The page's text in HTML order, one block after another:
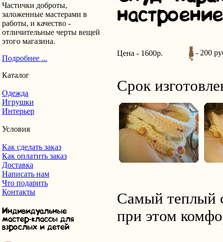
Частички доброты,
заложенные мастерами в
работы, и качество -
отличительные черты вещей
этого магазина.
Подробнее ...
Каталог
Одежда
Игрушки
Интерьер
Условия
Как сделать заказ
Как оплатить заказ
Доставка
Написать нам
Что подарить
Контакты
Цена - 1600р. - 200
Срок
Самый теплый
при этом